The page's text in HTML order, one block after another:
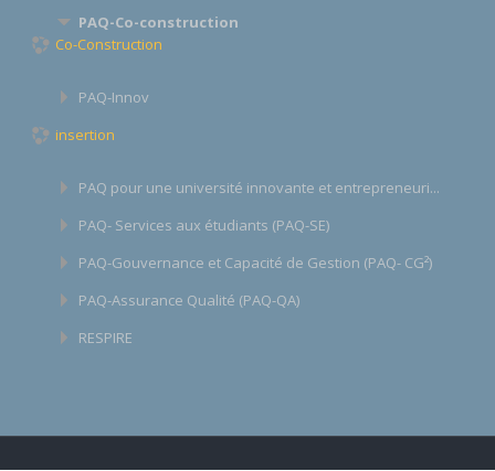
PAQ-Co-construction
Co-Construction
PAQ-Innov
insertion
PAQ pour une université innovante et entrepreneuri...
PAQ- Services aux étudiants (PAQ-SE)
PAQ-Gouvernance et Capacité de Gestion (PAQ- CG²)
PAQ-Assurance Qualité (PAQ-QA)
RESPIRE